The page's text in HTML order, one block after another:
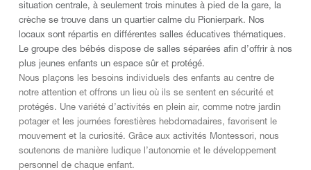
situation centrale, à seulement trois minutes à pied de la gare, la
crèche se trouve dans un quartier calme du Pionierpark. Nos
locaux sont répartis en différentes salles éducatives thématiques.
Le groupe des bébés dispose de salles séparées afin d’offrir à nos
plus jeunes enfants un espace sûr et protégé.
Nous plaçons les besoins individuels des enfants au centre de
notre attention et offrons un lieu où ils se sentent en sécurité et
protégés. Une variété d’activités en plein air, comme notre jardin
potager et les journées forestières hebdomadaires, favorisent le
mouvement et la curiosité. Grâce aux activités Montessori, nous
soutenons de manière ludique l’autonomie et le développement
personnel de chaque enfant.